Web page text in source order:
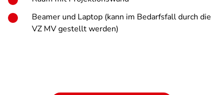
Beamer und Laptop (kann im Bedarfsfall durch die
VZ MV gestellt werden)